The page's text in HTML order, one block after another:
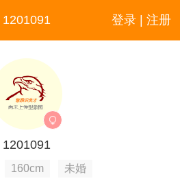
登录 | 注册
1201091
1201091
160cm 未婚